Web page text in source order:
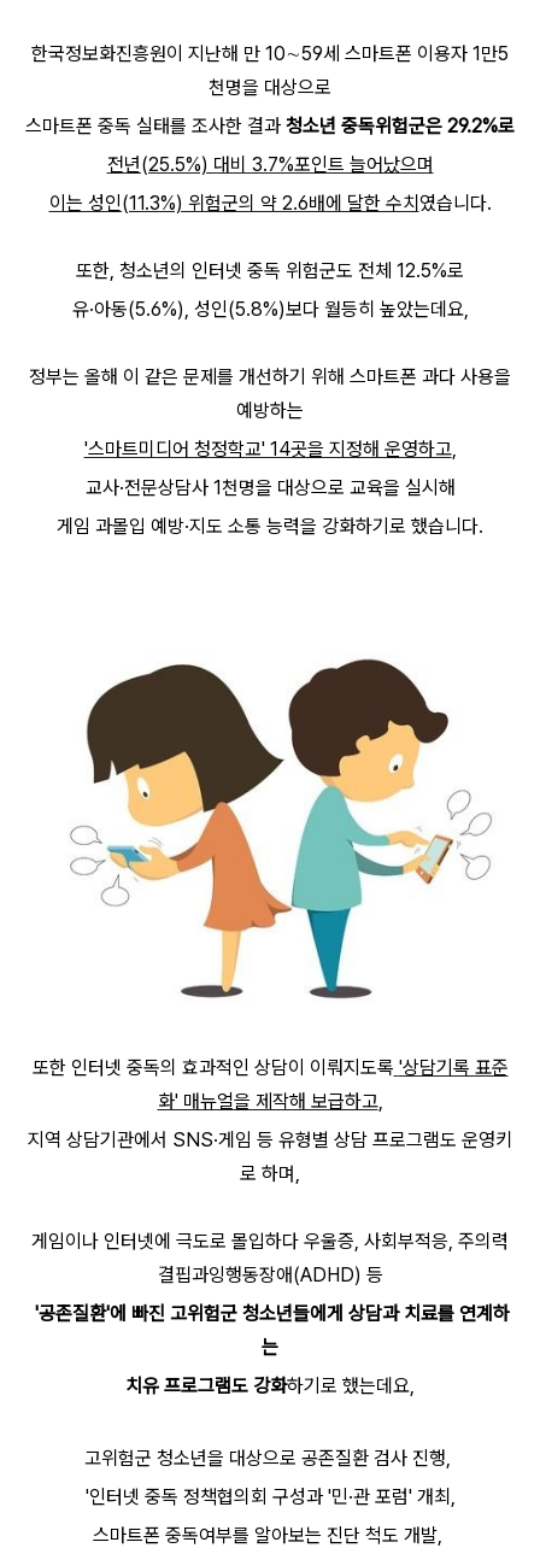
한국정보화진흥원이 지난해 만 10∼59세 스마트폰 이용자 1만5
천명을 대상으로
스마트폰 중독 실태를 조사한 결과 청소년 중독위험군은 29.2%로
전년(25.5%) 대비 3.7%포인트 늘어났으며
이는 성인(11.3%) 위험군의 약 2.6배에 달한 수치 였습니다.
또한, 청소년의 인터넷 중독 위험군도 전체 12.5%로
유·아동(5.6%), 성인(5.8%)보다 월등히 높았는데요,
정부는 올해 이 같은 문제를 개선하기 위해 스마트폰 과다 사용을
예방하는
'스마트미디어 청정학교' 14곳을 지정해 운영하고,
교사·전문상담사 1천명을 대상으로 교육을 실시해
게임 과몰입 예방·지도 소통 능력을 강화하기로 했습니다.
또한 인터넷 중독의 효과적인 상담이 이뤄지도록 '상담기록 표준
화' 매뉴얼을 제작해 보급하고,
지역 상담기관에서 SNS·게임 등 유형별 상담 프로그램도 운영키
로 하며,
게임이나 인터넷에 극도로 몰입하다 우울증, 사회부적응, 주의력
결핍과잉행동장애(ADHD) 등
'공존질환'에 빠진 고위험군 청소년들에게 상담과 치료를 연계하
는
치유 프로그램도 강화하기로 했는데요,
고위험군 청소년을 대상으로 공존질환 검사 진행,
'인터넷 중독 정책협의회 구성과 '민·관 포럼' 개최,
스마트폰 중독여부를 알아보는 진단 척도 개발,